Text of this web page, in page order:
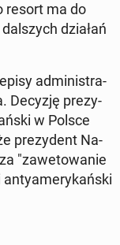
resort ma do
działań
ad­mi­ni­stra­
Decyzję pre­zy­
w Polsce
pre­zy­dent Na­
"za­we­to­wa­nie
an­ty­ame­ry­kań­ski